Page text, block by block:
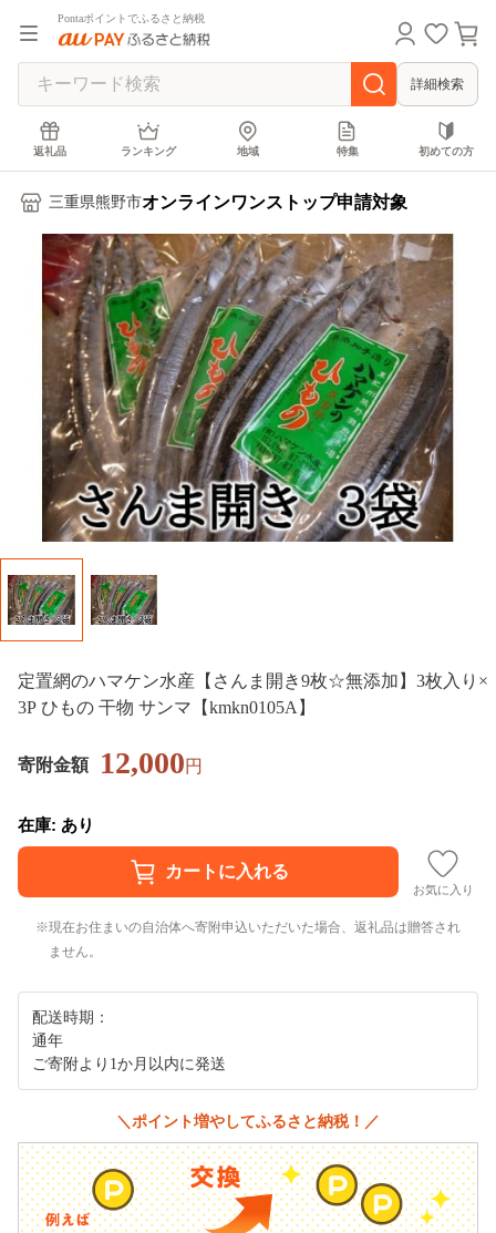
Pontaポイントでふるさと納税
詳細検索
返礼品 ランキング 地域 特集 初めての方
三重県熊野市オンラインワンストップ申請対象
定置網のハマケン水産【さんま開き9枚☆無添加】3枚入り×
3P ひもの 干物 サンマ【kmkn0105A】
寄附金額 12,000円
在庫: あり
お気に入り
現在お住まいの自治体へ寄附申込いただいた場合、返礼品は贈答され
ません。
配送時期：
通年
ご寄附より1か月以内に発送
＼ポイント増やしてふるさと納税！／